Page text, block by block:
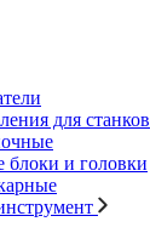
для станков
и головки